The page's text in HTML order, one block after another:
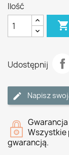
Ilość

Udostępnij
Napisz
Wszystkie
gwarancją.